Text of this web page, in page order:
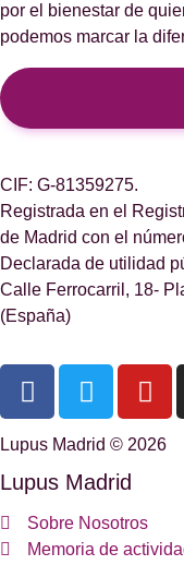
por el bienestar de
podemos marcar la
CIF: G-81359275.
Registrada en el
de Madrid con el
Declarada de utilidad
Calle Ferrocarril, 18-
(España)
Lupus Madrid © 2026
Lupus Madrid
Sobre Nosotros
Memoria de